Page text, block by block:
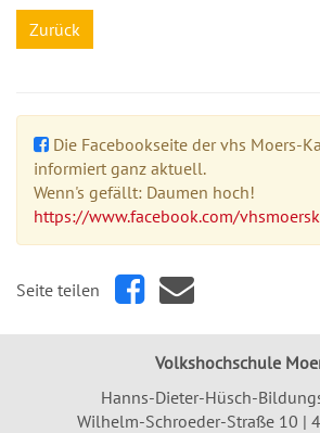
Zurück
Die Facebookseite der vhs Moers-
informiert ganz aktuell.
Wenn's gefällt: Daumen hoch!
https://www.facebook.com/
Seite teilen
Volkshochschule
Hanns-Dieter-Hüsch-
Wilhelm-Schroeder-Straße 10 |